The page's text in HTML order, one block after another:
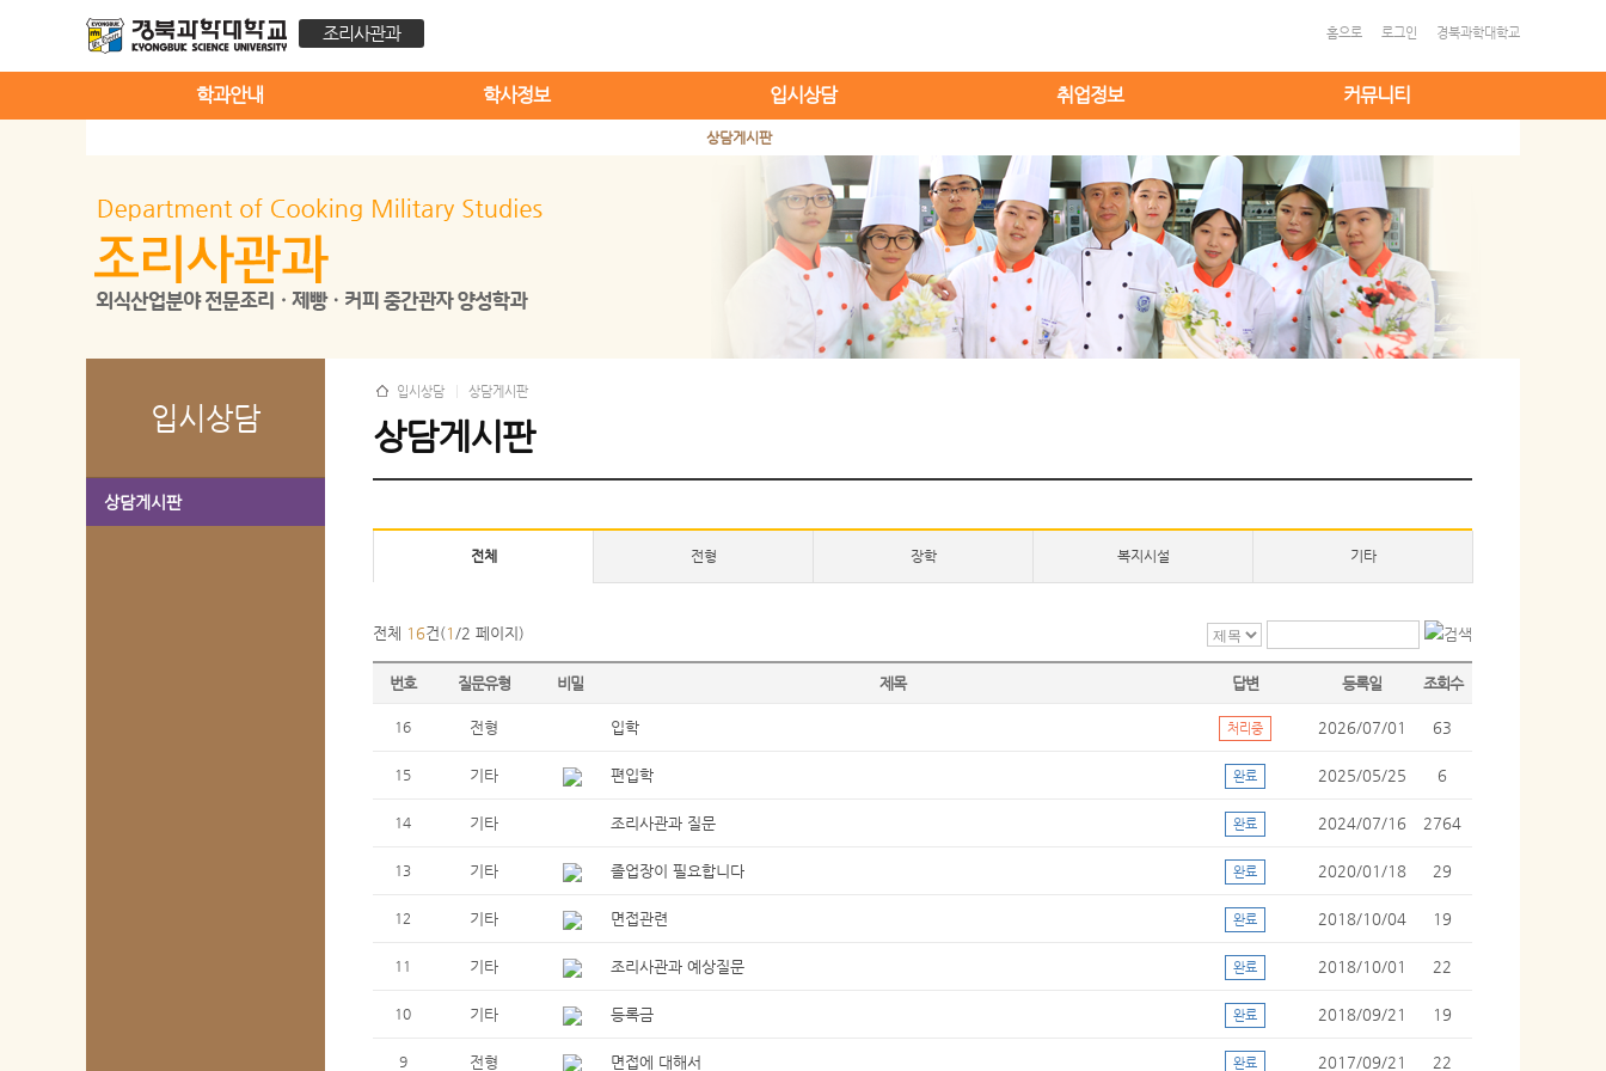
조리사관과 홈으로 로그인 경북과학대학교
학과안내 학사정보 입시상담
상담게시판
취업정보 커뮤니티
입시상담
상담게시판
입시상담 상담게시판
상담게시판
전체 전형 장학 복지시설 기타
전체 16건(1 /2 페이지)
번호 질문유형 비밀 제목 답변 등록일 조회수
16 전형 입학 처리중 2026/07/01 63
15 기타 편입학 완료 2025/05/25 6
14 기타 조리사관과 질문 완료 2024/07/16 2764
13 기타 졸업장이 필요합니다 완료 2020/01/18 29
12 기타 면접관련 완료 2018/10/04 19
11 기타 조리사관과 예상질문 완료 2018/10/01 22
10 기타 등록금 완료 2018/09/21 19
9 전형 면접에 대해서 완료 2017/09/21 22